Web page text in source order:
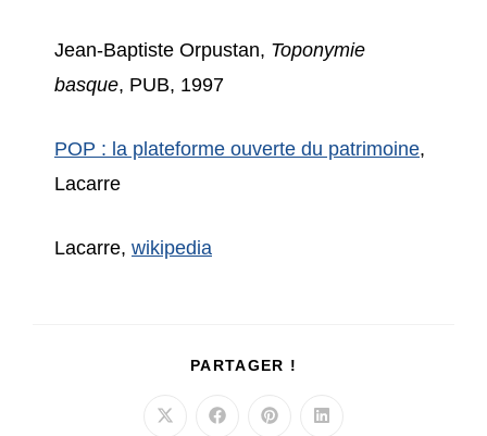
Jean-Baptiste Orpustan, Toponymie
basque, PUB, 1997
POP : la plateforme ouverte du patrimoine,
Lacarre
Lacarre, wikipedia
PARTAGER !
Ouvrir
Ouvrir
Ouvrir
Ouvrir